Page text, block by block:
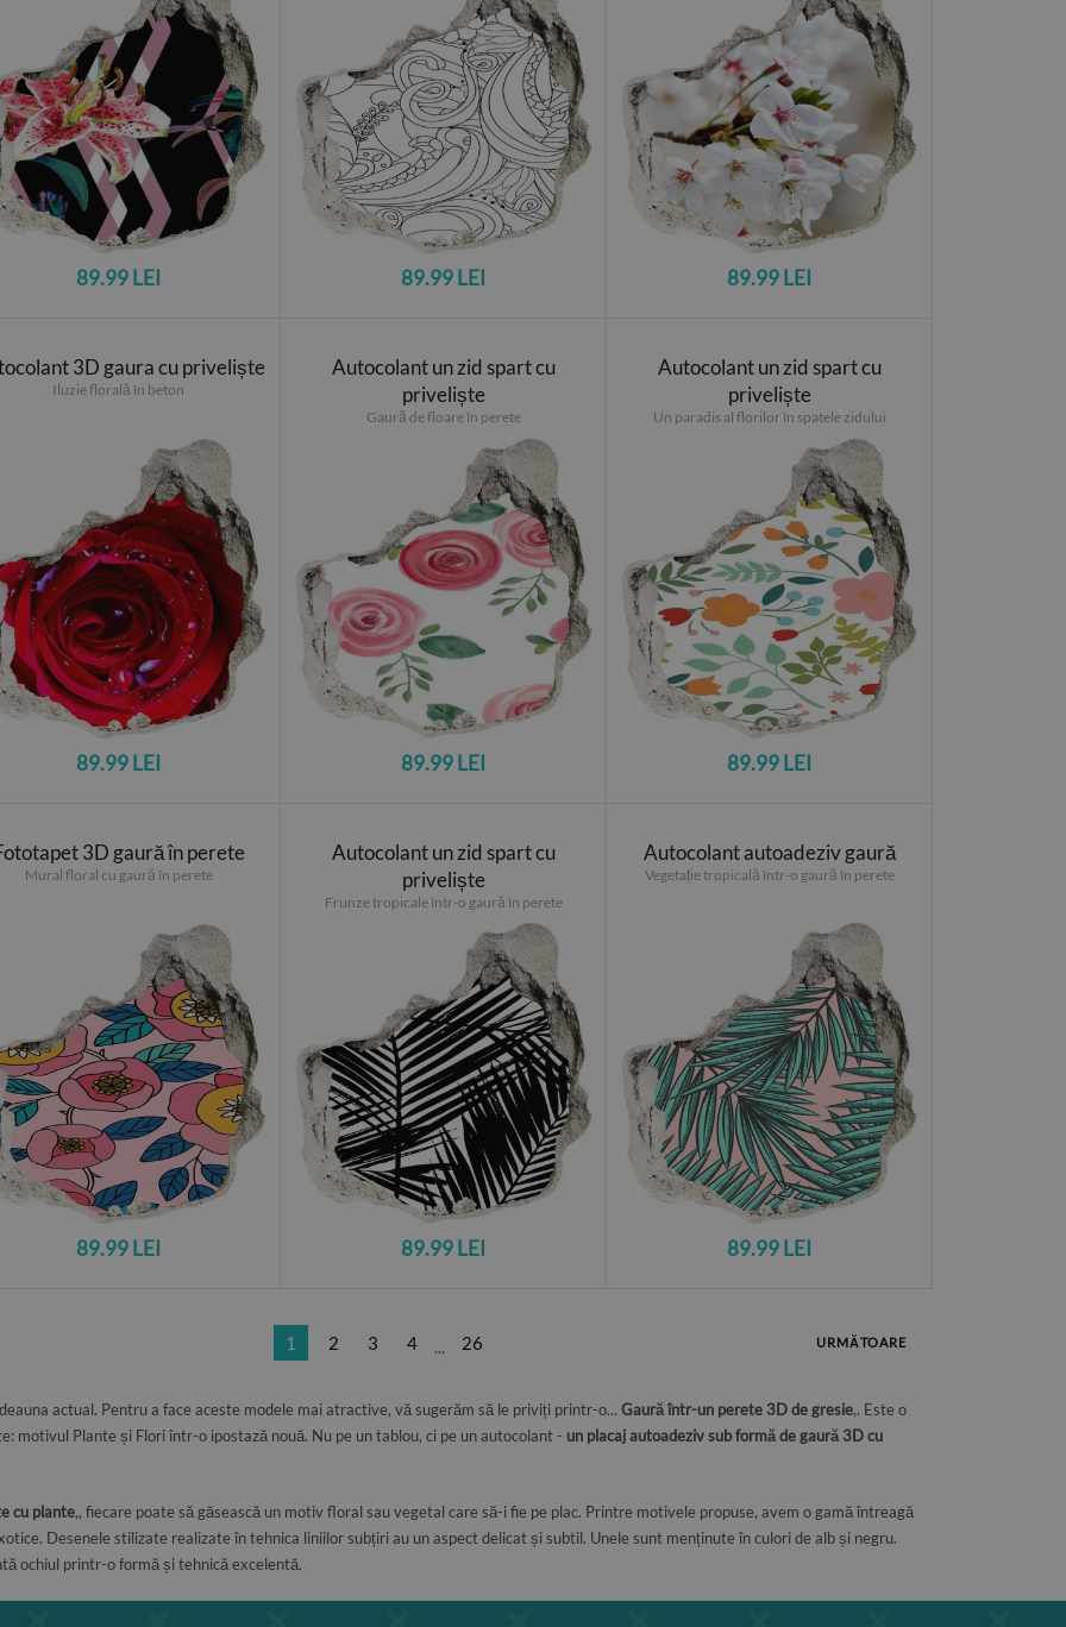
89.99 LEI 89.99 LEI 89.99 LEI
3D gaura cu priveliște
Iluzie florală în beton
89.99 LEI
Autocolant un zid spart cu
priveliște
Gaură de floare în perete
89.99 LEI
Autocolant un zid spart cu
priveliște
Un paradis al florilor în spatele zidului
89.99 LEI
3D gaură în perete
Mural floral cu gaură în perete
89.99 LEI
Autocolant un zid spart cu
priveliște
Frunze tropicale într-o gaură în perete
89.99 LEI
Autocolant autoadeziv gaură
Vegetație tropicală într-o gaură în perete
89.99 LEI
1 2 3 4 ... 26 URMĂTOARE
actual. Pentru a face aceste modele mai atractive, vă sugerăm să le priviți printr-o... Gaură într-un perete 3D de gresie,. Este o
motivul Plante și Flori într-o ipostază nouă. Nu pe un tablou, ci pe un autocolant - un placaj autoadeziv sub formă de gaură 3D cu
cu plante,, fiecare poate să găsească un motiv floral sau vegetal care să-i fie pe plac. Printre motivele propuse, avem o gamă întreagă
Desenele stilizate realizate în tehnica liniilor subțiri au un aspect delicat și subtil. Unele sunt menținute în culori de alb și negru.
ochiul printr-o formă și tehnică excelentă.